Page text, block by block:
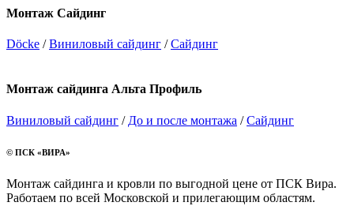
Монтаж Сайдинг
Döcke /Виниловый сайдинг /Сайдинг
Монтаж сайдинга Альта Профиль
Виниловый сайдинг / До и после монтажа /Сайдинг
© ПСК «ВИРА»
Монтаж сайдинга и кровли по выгодной цене от ПСК Вира.
Работаем по всей Московской и прилегающим областям.